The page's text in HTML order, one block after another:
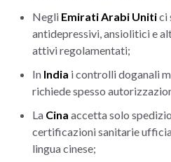
Negli Emirati Arabi Unitici
antidepressivi, ansiolitici e
attivi regolamentati;
In India i controlli doganali
richiede spesso
La Cina accetta solo
certificazioni sanitarie
lingua cinese;